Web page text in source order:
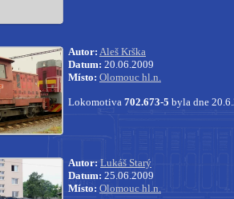
Autor: Aleš Krška
Datum: 20.06.2009
Místo: Olomouc hl.n.
Lokomotiva 702.673-5 byla dne
Autor: Lukáš Starý
Datum: 25.06.2009
Místo: Olomouc hl.n.